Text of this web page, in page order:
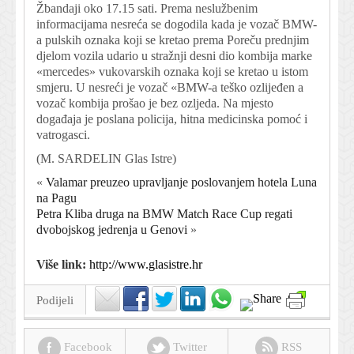
Žbandaji oko 17.15 sati. Prema neslužbenim
informacijama nesreća se dogodila kada je vozač BMW-
a pulskih oznaka koji se kretao prema Poreču prednjim
djelom vozila udario u stražnji desni dio kombija marke
«mercedes» vukovarskih oznaka koji se kretao u istom
smjeru. U nesreći je vozač «BMW-a teško ozlijeđen a
vozač kombija prošao je bez ozljeda. Na mjesto
događaja je poslana policija, hitna medicinska pomoć i
vatrogasci.
(M. SARDELIN Glas Istre)
« Valamar preuzeo upravljanje poslovanjem hotela Luna
na Pagu
Petra Kliba druga na BMW Match Race Cup regati
dvobojskog jedrenja u Genovi »
Više link: http://www.glasistre.hr
Podijeli
Facebook Twitter RSS